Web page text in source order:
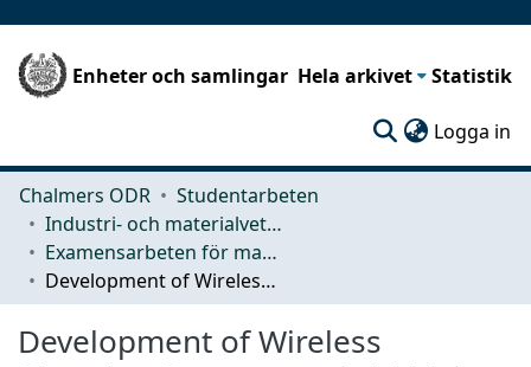
Enheter och samlingar Hela arkivet Statistik
Logga in
Chalmers ODR
Studentarbeten
Industri- och materialvetenskap (IMS)
Examensarbeten för masterexamen
Development of Wireless Charging Component in Vehicle
Development of Wireless